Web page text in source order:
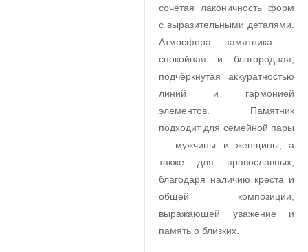
сочетая лаконичность форм
с выразительными деталями.
Атмосфера памятника —
спокойная и благородная,
подчёркнутая аккуратностью
линий и гармонией
элементов. Памятник
подходит для семейной пары
— мужчины и женщины, а
также для православных,
благодаря наличию креста и
общей композиции,
выражающей уважение и
память о близких.